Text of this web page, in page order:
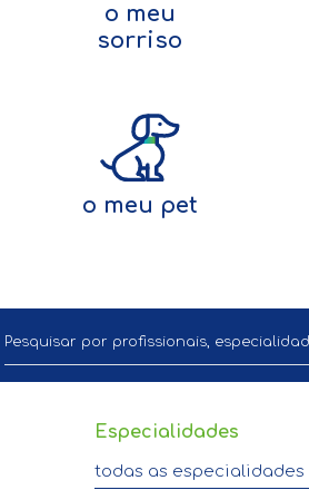
o meu
sorriso
o meu pet
Especialidades
todas as especialidades